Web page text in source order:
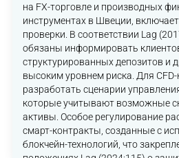
на FX-торговле и производных
инструментах в Швеции,
проверки. В соответствии Lag
обязаны информировать
структурированных депозитов и
высоким уровнем риска. Для CFD-
разработать сценарии
которые учитывают возможные
активы. Особое регулирование
смарт-контракты, созданные с
блокчейн-технологий, что